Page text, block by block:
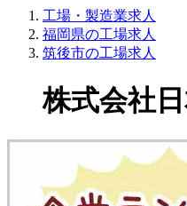
工場・製造業求人
福岡県の工場求人
筑後市の工場求人
株式会社